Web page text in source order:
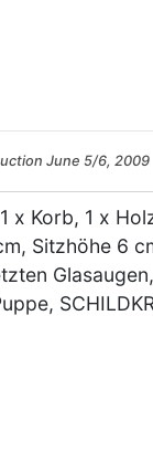
June 5/6, 2009
x Korb, 1 x
Sitzhöhe 6